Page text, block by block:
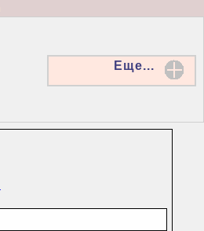
Еще...